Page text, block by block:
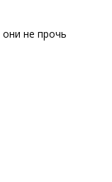
не прочь